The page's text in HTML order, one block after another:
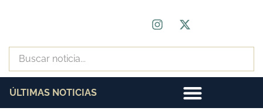
ÚLTIMAS NOTICIAS